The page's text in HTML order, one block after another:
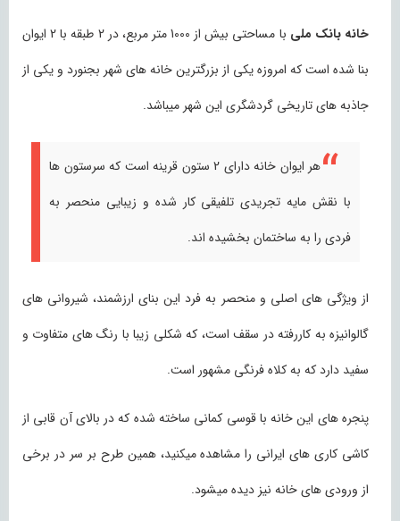
خانه بانک ملی
با مساحتی بیش از 1000 متر مربع، در 2 طبقه با 2 ایوان
بنا شده است که امروزه یکی از بزرگترین خانه های شهر بجنورد و یکی از
جاذبه های تاریخی گردشگری این شهر میباشد.
هر ایوان خانه دارای 2 ستون قرینه است که سرستون ها
با نقش مایه تجریدی تلفیقی کار شده و زیبایی منحصر به
فردی را به ساختمان بخشیده اند.
از ویژگی های اصلی و منحصر به فرد این بنای ارزشمند، شیروانی های
گالوانیزه به کاررفته در سقف است، که شکلی زیبا با رنگ های متفاوت و
سفید دارد که به کلاه فرنگی مشهور است.
پنجره های این خانه با قوسی کمانی ساخته شده که در بالای آن قابی از
کاشی کاری های ایرانی را مشاهده میکنید، همین طرح بر سر در برخی
از ورودی های خانه نیز دیده میشود.